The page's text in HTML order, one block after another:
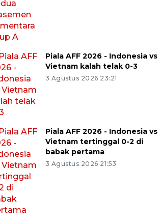
Piala AFF 2026 - Indonesia vs
Vietnam kalah telak 0-3
3 Agustus 2026 23:21
Piala AFF 2026 - Indonesia vs
Vietnam tertinggal 0-2 di
babak pertama
3 Agustus 2026 21:53